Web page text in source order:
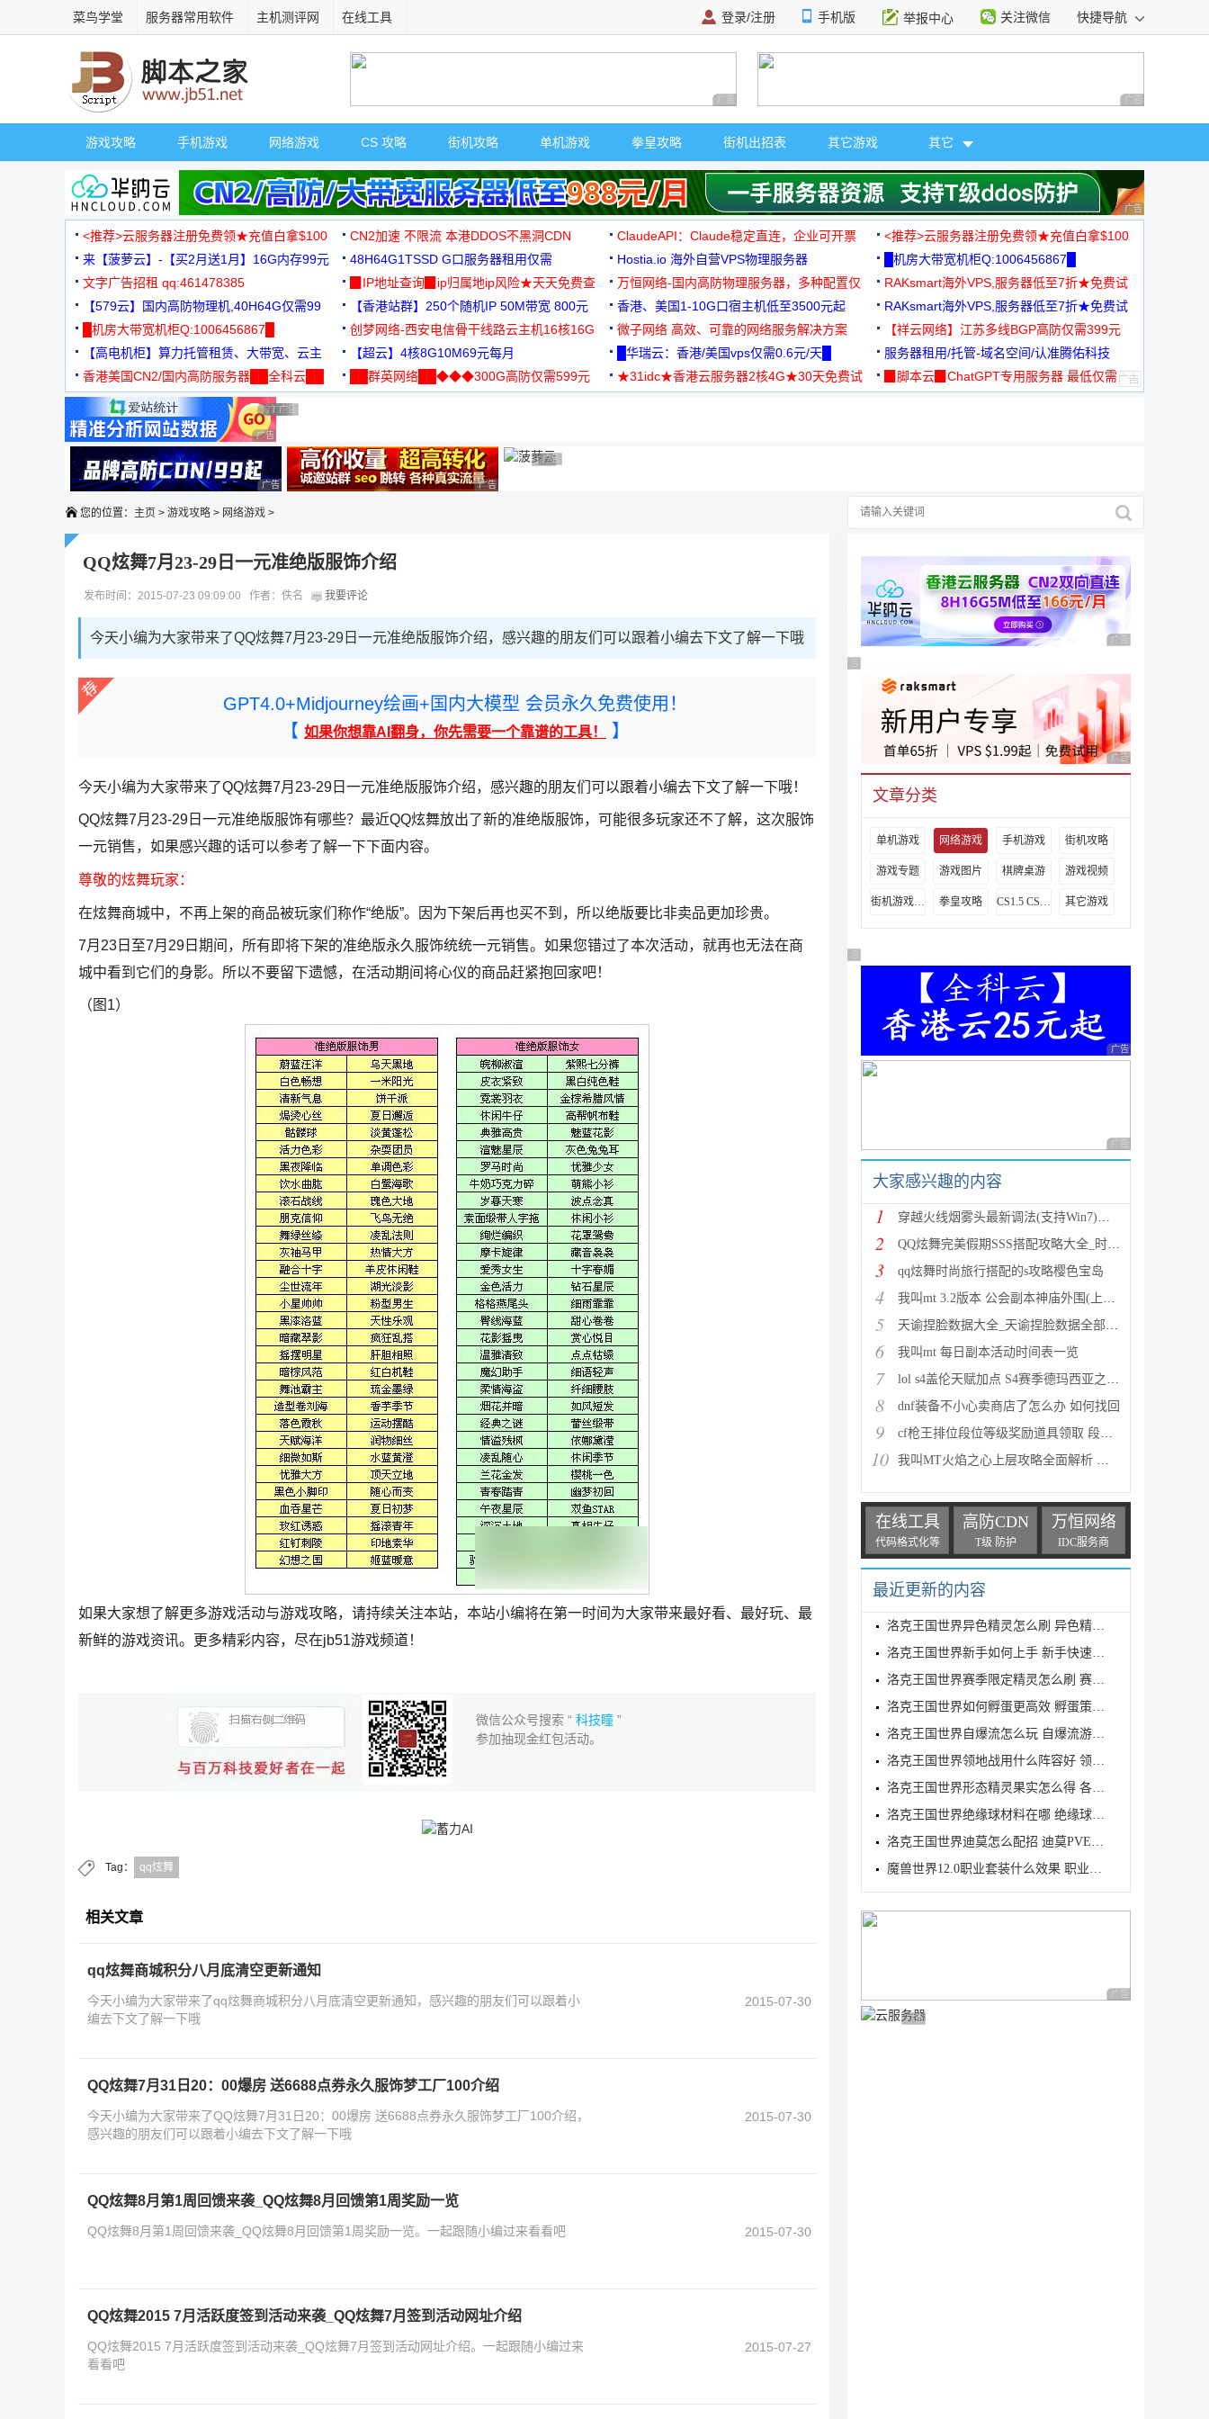
菜鸟学堂 服务器常用软件 主机测评网 在线工具 登录/注册 手机版 举报中心 关注微信 快捷导航
广告 商业广告，理性选择 广告 商业广告，理
游戏攻略 手机游戏 网络游戏 CS 攻略 街机攻略 单机游戏 拳皇攻略 街机出招表 其它游戏 其它
广告 商业广告，理
<推荐>云服务器注册免费领★充值白拿$100 CN2加速 不限流 本港DDOS不黑洞CDN ClaudeAPI：Claude稳定直连，企业可开票
<推荐>云服务器注册免费领★充值白拿$100
来【菠萝云】-【买2月送1月】16G内存99元
48H64G1TSSD G口服务器租用仅需
3000+可免费测试
Hostia.io 海外自营VPS物理服务器
█机房大带宽机柜Q:1006456867█
文字广告招租 qq:461478385
▉IP地址查询▉ip归属地ip风险★天天免费查
万恒网络-国内高防物理服务器，多种配置仅
99元/月起
RAKsmart海外VPS,服务器低至7折★免费试
用★
【579云】国内高防物理机,40H64G仅需99
元
【香港站群】250个随机IP 50M带宽 800元 香港、美国1-10G口宿主机低至3500元起
RAKsmart海外VPS,服务器低至7折★免费试
用★
█机房大带宽机柜Q:1006456867█
创梦网络-西安电信骨干线路云主机16核16G
88元/月
微子网络 高效、可靠的网络服务解决方案
【祥云网络】江苏多线BGP高防仅需399元
【高电机柜】算力托管租赁、大带宽、云主
机
【超云】4核8G10M69元每月 █华瑞云：香港/美国vps仅需0.6元/天█
服务器租用/托管-域名空间/认准腾佑科技
香港美国CN2/国内高防服务器██全科云██
██群英网络██◆◆◆300G高防仅需599元
★31idc★香港云服务器2核4G★30天免费试
▉脚本云▉ChatGPT专用服务器 最低仅需
广告 商业广告，理性选择
广告 商业广告，理性选择
广告 商业广告，理性选择
广告 商业广告，理性选择
广告 商业广告，理性选择
广告 商业广告，理性选择
广告 商业广告，理性选择 广告 商业广告，理性选择
广告 商业广告，理性选择
广告 商业广告，理性选择
您的位置： 主页 > 游戏攻略 > 网络游戏 >
QQ炫舞7月23-29日一元准绝版服饰介绍
发布时间：2015-07-23 09:09:00 作者：佚名 我要评论
今天小编为大家带来了QQ炫舞7月23-29日一元准绝版服饰介绍，感兴趣的朋友们可以跟着小编去下文了解一下哦
GPT4.0+Midjourney绘画+国内大模型 会员永久免费使用！
【 如果你想靠AI翻身，你先需要一个靠谱的工具！ 】
今天小编为大家带来了QQ炫舞7月23-29日一元准绝版服饰介绍，感兴趣的朋友们可以跟着小编去下文了解一下哦！
QQ炫舞7月23-29日一元准绝版服饰有哪些？最近QQ炫舞放出了新的准绝版服饰，可能很多玩家还不了解，这次服饰
一元销售，如果感兴趣的话可以参考了解一下下面内容。
尊敬的炫舞玩家：
在炫舞商城中，不再上架的商品被玩家们称作“绝版”。因为下架后再也买不到，所以绝版要比非卖品更加珍贵。
7月23日至7月29日期间，所有即将下架的准绝版永久服饰统统一元销售。如果您错过了本次活动，就再也无法在商
城中看到它们的身影。所以不要留下遗憾，在活动期间将心仪的商品赶紧抱回家吧！
（图1）
如果大家想了解更多游戏活动与游戏攻略，请持续关注本站，本站小编将在第一时间为大家带来最好看、最好玩、最
新鲜的游戏资讯。更多精彩内容，尽在jb51游戏频道！
微信公众号搜索 “科技瞳 ”
参加抽现金红包活动。
Tag： qq炫舞
相关文章
qq炫舞商城积分八月底清空更新通知
今天小编为大家带来了qq炫舞商城积分八月底清空更新通知，感兴趣的朋友们可以跟着小
编去下文了解一下哦
2015-07-30
QQ炫舞7月31日20：00爆房 送6688点券永久服饰梦工厂100介绍
今天小编为大家带来了QQ炫舞7月31日20：00爆房 送6688点券永久服饰梦工厂100介绍，
感兴趣的朋友们可以跟着小编去下文了解一下哦
2015-07-30
QQ炫舞8月第1周回馈来袭_QQ炫舞8月回馈第1周奖励一览
QQ炫舞8月第1周回馈来袭_QQ炫舞8月回馈第1周奖励一览。一起跟随小编过来看看吧 2015-07-30
QQ炫舞2015 7月活跃度签到活动来袭_QQ炫舞7月签到活动网址介绍
QQ炫舞2015 7月活跃度签到活动来袭_QQ炫舞7月签到活动网址介绍。一起跟随小编过来
看看吧
2015-07-27
广告 商业广告，理性
广告 商业广告，理性选择
广告 商业广告，理性
文章分类
单机游戏 网络游戏 手机游戏 街机攻略
游戏专题 游戏图片 棋牌桌游 游戏视频
街机游戏出招表 拳皇攻略 CS1.5 CS1.6攻略 其它游戏
广告 商业广告，理性选择
广告 商业广告，理性
广告 商业广告，理性
大家感兴趣的内容
1 穿越火线烟雾头最新调法(支持Win7)图文攻略
2 QQ炫舞完美假期SSS搭配攻略大全_时尚旅行完美假期1-15
3 qq炫舞时尚旅行搭配的s攻略樱色宝岛
4 我叫mt 3.2版本 公会副本神庙外围(上层)攻略心得
5 天谕捏脸数据大全_天谕捏脸数据全部汇总
6 我叫mt 每日副本活动时间表一览
7 lol s4盖伦天赋加点 S4赛季德玛西亚之力符文与出装推
8 dnf装备不小心卖商店了怎么办 如何找回
9 cf枪王排位段位等级奖励道具领取 段位等级奖励大全
10 我叫MT火焰之心上层攻略全面解析 挑战拉格罗斯
在线工具
代码格式化等
高防CDN
T级 防护
万恒网络
IDC服务商
最近更新的内容
洛克王国世界异色精灵怎么刷 异色精灵高效刷取指南
洛克王国世界新手如何上手 新手快速入门教学
洛克王国世界赛季限定精灵怎么刷 赛季限定奇遇精灵刷
洛克王国世界如何孵蛋更高效 孵蛋策略分享
洛克王国世界自爆流怎么玩 自爆流游玩心得
洛克王国世界领地战用什么阵容好 领地战速通阵容推荐
洛克王国世界形态精灵果实怎么得 各形态精灵果实获取
洛克王国世界绝缘球材料在哪 绝缘球材料收集线路攻略
洛克王国世界迪莫怎么配招 迪莫PVE与PVP配招推荐
魔兽世界12.0职业套装什么效果 职业套装一览
广告 商业广告，理性
广告 商业广告，理性选择